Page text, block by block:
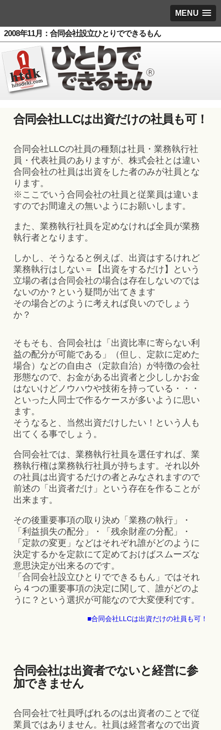
MENU
2008年11月：合同会社設立ひとりでできるもん
合同会社LLCは出資だけの社員も可！
合同会社LLCの社員の種類は社員・業務執行社
員・代表社員のありますが、株式会社とは違い
合同会社の社員は出資をした者のみが社員とな
ります。
※ここでいう合同会社の社員と従業員は違いま
すのでお間違えの無いようにお願いします。
また、業務執行社員を定めなければ全員が業務
執行者となります。
しかし、そうなると例えば、出資はするけれど
業務執行はしない＝【出資をするだけ】という
立場の者は合同会社の場合は存在しないのでは
ないのか？という疑問が出てきます
その場合どのように考えれば良いのでしょう
か？
そもそも、合同会社は「出資比率に寄らない利
益の配分が可能である」（但し、定款に定めた
場合）などの自由さ（定款自治）が特徴の会社
形態なので、お金がある出資者と少ししかお金
はないけどノウハウや技術を持っている・・・
といった人同士で作るケースが多いように思い
ます。
そうなると、当然出資だけしたい！という人も
出てくる事でしょう。
合同会社では、業務執行社員を選任すれば、業
務執行権は業務執行社員が持ちます。それ以外
の社員は出資するだけの者とみなされますので
前述の「出資者だけ」という存在を作ることが
出来ます。
その後重要事項の取り決め「業務の執行」・
「利益損失の配分」・「残余財産の分配」・
「定款の変更」などはそれぞれ誰がどのように
決定するかを定款にて定めておけばスムーズな
意思決定が出来るのです。
「合同会社設立ひとりでできるもん」ではそれ
ら４つの重要事項の決定に関して、誰がどのよ
うに？という選択が可能なので大変便利です。
■合同会社LLCは出資だけの社員も可！
合同会社は出資者でないと経営に参
加できません
合同会社で社員呼ばれるのは出資者のことで従
業員ではありません。社員は経営者なので出資